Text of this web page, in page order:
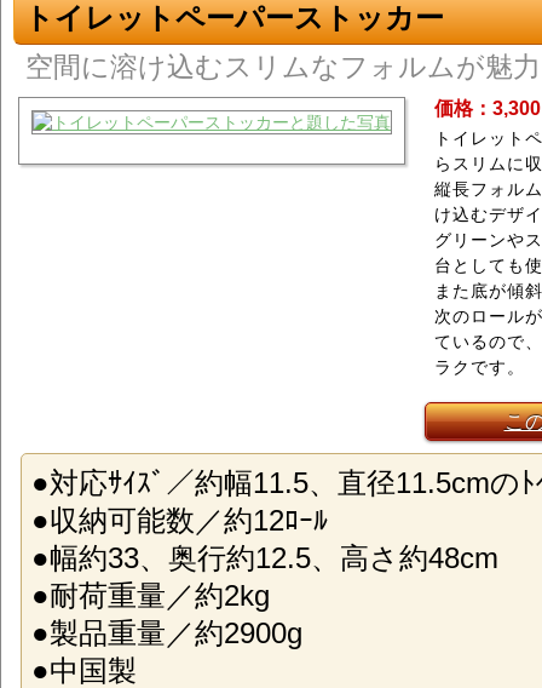
トイレットペーパーストッカー
空間に溶け込むスリムなフォルムが魅
価格：
トイレット
らスリムに
縦長フォル
け込むデザ
グリーンや
台としても
また底が傾
次のロール
ているので
ラクです。
こ
●対応ｻｲｽﾞ／約幅11.5、直径11.5cmのﾄ
●収納可能数／約12ﾛｰﾙ
●幅約33、奥行約12.5、高さ約48cm
●耐荷重量／約2kg
●製品重量／約2900g
●中国製